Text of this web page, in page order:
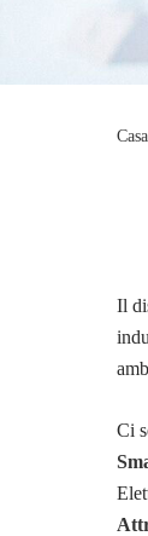
Casa
Il
Ci